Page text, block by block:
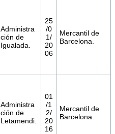
Administra
ción de
Igualada.
25
/0
1/
20
06
Mercantil de
Barcelona.
Administra
ción de
Letamendi.
01
/1
2/
20
16
Mercantil de
Barcelona.